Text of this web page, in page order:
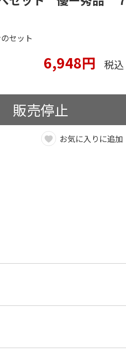
セット
6,948円 税込
販売停止
お気に入りに追加